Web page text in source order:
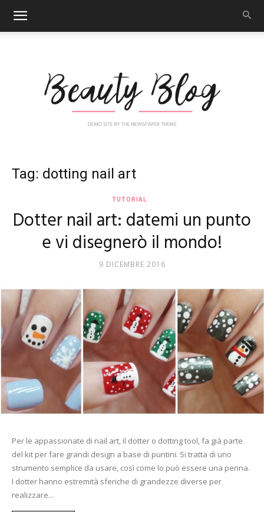
Nail
Art
Tag: dotting nail art
TUTORIAL
Dotter nail art: datemi un punto
e vi disegnerò il mondo!
9 DICEMBRE 2016
Per le appassionate di nail art, il dotter o dotting tool, fa già parte
del kit per fare grandi design a base di puntini. Si tratta di uno
strumento semplice da usare, così come lo può essere una penna.
I dotter hanno estremità sferiche di grandezze diverse per
realizzare...